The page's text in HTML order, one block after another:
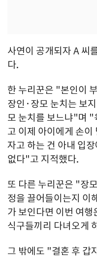
사연이 공개되자 A 씨
다.
한 누리꾼은 "본인이
장인·장모 눈치는 보
모 눈치를 보느냐"며 "
고 이제 아이에게 손이
자고 하는 건 아내 입
없다"고 지적했다.
또 다른 누리꾼은 "장
정을 끌어들이는지 이
가 보인다면 이번 여
식구들끼리 다녀오게
그 밖에도 "결혼 후 갑